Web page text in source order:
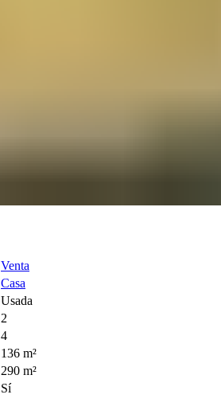
Venta
Casa
Usada
2
4
136 m²
290 m²
Sí